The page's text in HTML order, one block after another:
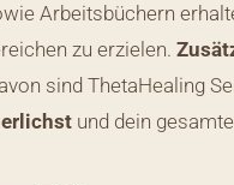
Arbeitsbüchern
zu erzielen.
sind ThetaHealing
und dein